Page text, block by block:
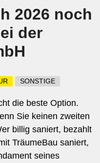
2026 noch
der
SONSTIGE
die beste Option.
Sie keinen zweiten
billig saniert, bezahlt
TräumeBau saniert,
seines